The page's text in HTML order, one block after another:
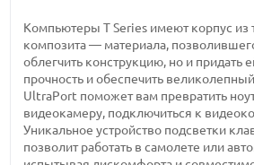
Компьютеры T Series имеют корпус из
композита — материала,
облегчить конструкцию, но и придать
прочность и обеспечить
UltraPort поможет вам превратить
видеокамеру, подключиться к
Уникальное устройство подсветки
позволит работать в самолете или